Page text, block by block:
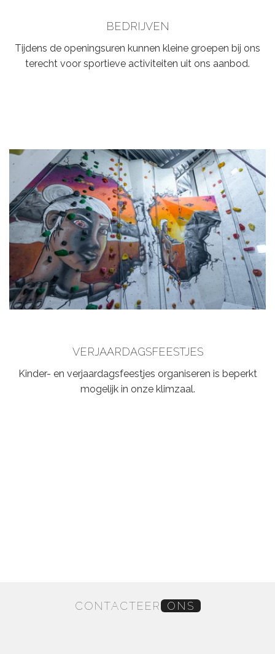
BEDRIJVEN
Tijdens de openingsuren kunnen kleine groepen bij ons
terecht voor sportieve activiteiten uit ons aanbod.
VERJAARDAGSFEESTJES
Kinder- en verjaardagsfeestjes organiseren is beperkt
mogelijk in onze klimzaal.
CONTACTEER ONS